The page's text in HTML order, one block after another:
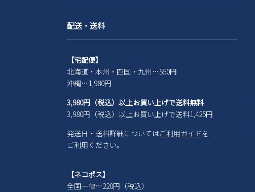
配送・送料
【宅配便】
北海道・本州・四国・九州…550円
沖縄…1,980円
3,980円（税込）以上お買い上げで送料無料
3,980円（税込）以上お買い上げで送料1,425円
発送日・送料詳細についてはご利用ガイドを
ご利用ください。
【ネコポス】
全国一律…220円（税込）